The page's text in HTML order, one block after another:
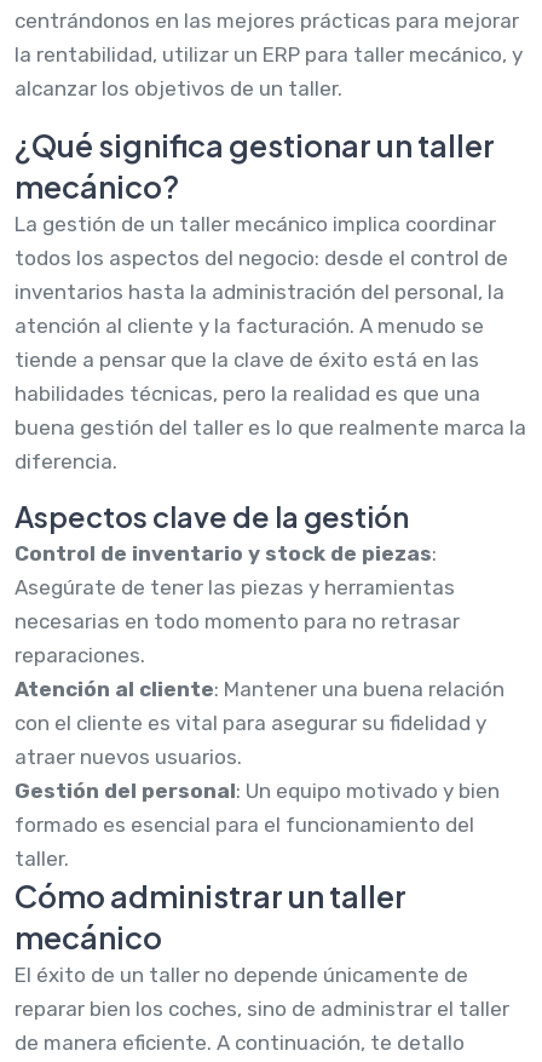
centrándonos en las mejores prácticas para mejorar
la rentabilidad, utilizar un ERP para taller mecánico, y
alcanzar los objetivos de un taller.
¿Qué significa gestionar un taller
mecánico?
La gestión de un taller mecánico implica coordinar
todos los aspectos del negocio: desde el control de
inventarios hasta la administración del personal, la
atención al cliente y la facturación. A menudo se
tiende a pensar que la clave de éxito está en las
habilidades técnicas, pero la realidad es que una
buena gestión del taller es lo que realmente marca la
diferencia.
Aspectos clave de la gestión
Control de inventario y stock de piezas:
Asegúrate de tener las piezas y herramientas
necesarias en todo momento para no retrasar
reparaciones.
Atención al cliente: Mantener una buena relación
con el cliente es vital para asegurar su fidelidad y
atraer nuevos usuarios.
Gestión del personal: Un equipo motivado y bien
formado es esencial para el funcionamiento del
taller.
Cómo administrar un taller
mecánico
El éxito de un taller no depende únicamente de
reparar bien los coches, sino de administrar el taller
de manera eficiente. A continuación, te detallo